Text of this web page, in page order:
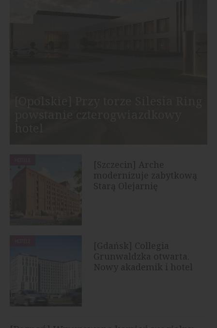
[Szczecin] Arche
modernizuje zabytkową
Starą Olejarnię
[Gdańsk] Collegia
Grunwaldzka otwarta.
Nowy akademik i hotel